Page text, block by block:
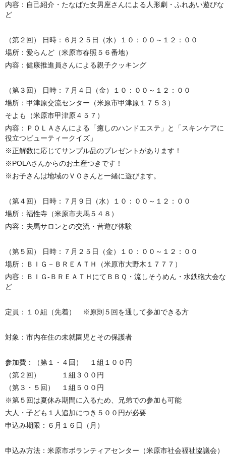
内容：自己紹介・たなばた女男座さんによる人形劇・ふれあい遊びな
ど
（第２回） 日時：６月２５日（水）１０：００～１２：００
場所：愛らんど（米原市春照５６番地）
内容：健康推進員さんによる親子クッキング
（第３回） 日時：７月４日（金）１０：００～１２：００
場所：甲津原交流センター（米原市甲津原１７５３）
そよも（米原市甲津原４５７）
内容：ＰＯＬＡさんによる「癒しのハンドエステ」と「スキンケアに
役立つビューティークイズ」
※正解数に応じてサンプル品のプレゼントがあります！
※POLAさんからのお土産つきです！
※お子さんは地域のＶＯさんと一緒に遊びます。
（第４回） 日時：７月９日（水）１０：００～１２：００
場所：福性寺（米原市夫馬５４８）
内容：夫馬サロンとの交流・昔遊び体験
（第５回） 日時：７月２５日（金）１０：００～１２：００
場所：ＢＩＧ－ＢＲＥＡＴＨ（米原市大野木１７７７）
内容：ＢＩＧ-ＢＲＥＡＴＨにてＢＢＱ・流しそうめん・水鉄砲大会な
ど
定員：１０組（先着） ※原則５回を通して参加できる方
対象：市内在住の未就園児とその保護者
参加費：（第１・４回） １組１００円
（第２回） １組３００円
（第３・５回） １組５００円
※第５回は夏休み期間に入るため、兄弟での参加も可能
大人・子ども１人追加につき５００円が必要
申込み期限：６月１６日（月）
申込み方法：米原市ボランティアセンター（米原市社会福祉協議会）